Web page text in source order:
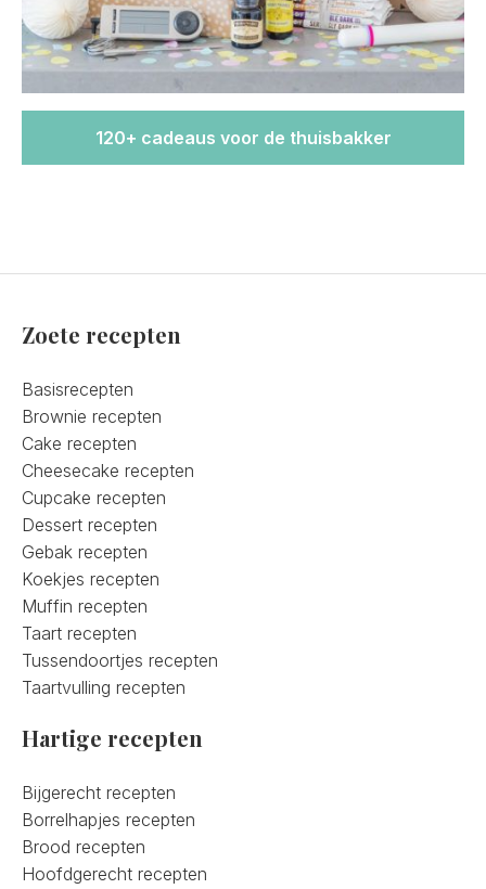
120+ cadeaus voor de thuisbakker
Zoete recepten
Basisrecepten
Brownie recepten
Cake recepten
Cheesecake recepten
Cupcake recepten
Dessert recepten
Gebak recepten
Koekjes recepten
Muffin recepten
Taart recepten
Tussendoortjes recepten
Taartvulling recepten
Hartige recepten
Bijgerecht recepten
Borrelhapjes recepten
Brood recepten
Hoofdgerecht recepten